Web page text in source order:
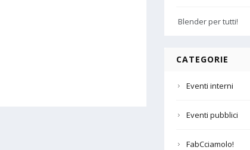
Blender per tutti!
CATEGORIE
Eventi interni
Eventi pubblici
FabCciamolo!